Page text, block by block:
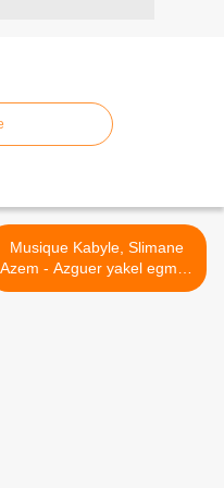
Musique Kabyle, Slimane
Azem - Azguer yakel egmas
>